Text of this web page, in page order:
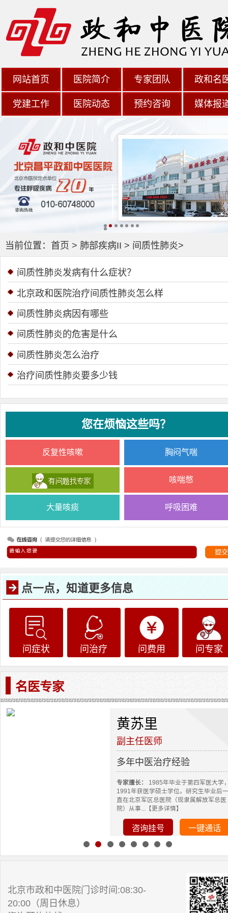
网站首页 医院简介 专家团队 政和名
党建工作 医院动态 预约咨询 媒体报
当前位置： 首页 > 肺部疾病II > 间质性肺炎>
间质性肺炎发病有什么症状？
北京政和医院治疗间质性肺炎怎么样
间质性肺炎病因有哪些
间质性肺炎的危害是什么
间质性肺炎怎么治疗
治疗间质性肺炎要多少钱
您在烦恼这些吗？
反复性咳嗽 胸闷气喘
咳喘憋
呼吸困难
大量咳痰
点一点，知道更多信息
问症状 问治疗 问费用 问专家
名医专家
黄苏里
副主任医师
多年中医治疗经验
专家擅长：
1985年毕业于第四军医大学
1991年获医学硕士学位。研究生毕业后一
直在北京军区总医院（现隶属解放军总医
院）从事...【更多详情】
咨询挂号 一键通话
北京市政和中医院门诊时间:08:30-
20:00（周日休息）